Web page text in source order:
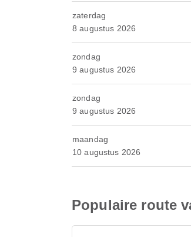
zaterdag
8 augustus 2026
zondag
9 augustus 2026
zondag
9 augustus 2026
maandag
10 augustus 2026
Populaire route